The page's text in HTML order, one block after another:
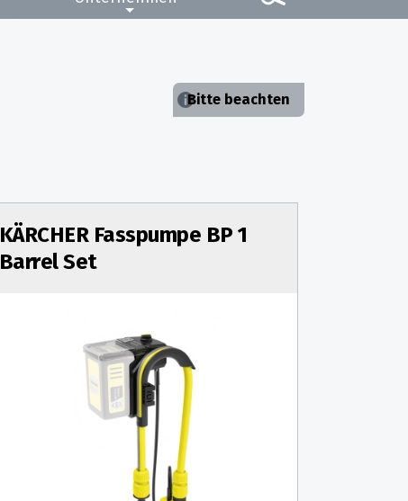
Bitte beachten
KÄRCHER Fasspumpe BP 1
Barrel Set